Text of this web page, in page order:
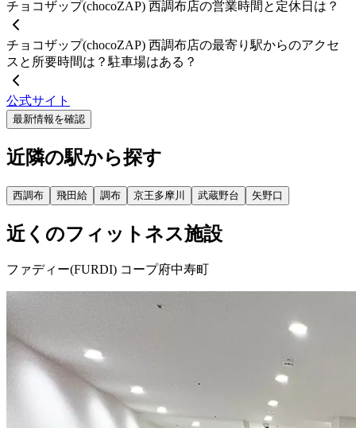
チョコザップ(chocoZAP) 西調布店の営業時間と定休日は？
チョコザップ(chocoZAP) 西調布店の最寄り駅からのアクセ
スと所要時間は？駐車場はある？
公式サイト
最新情報を確認
近隣の駅から探す
西調布 飛田給 調布 京王多摩川 武蔵野台 矢野口
近くのフィットネス施設
ファディー(FURDI) コープ府中寿町